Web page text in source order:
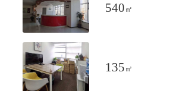
540 ㎡
135 ㎡